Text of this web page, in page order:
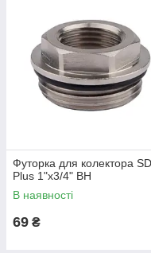
Футорка для колектора SD
Plus 1"х3/4" ВН
В наявності
69 ₴